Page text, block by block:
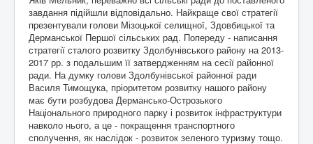
завдання підійшли відповідально. Найкраще свої стратегії
презентували голови Мізоцької селищної, Здовбицької та
Дерманської Першої сільських рад. Попереду - написання
стратегії сталого розвитку Здолбунівського району на 2013-
2017 рр. з подальшим її затвердженням на сесії районної
ради. На думку голови Здолбунівської районної ради
Василя Тимощука, пріоритетом розвитку нашого району
має бути розбудова Дермансько-Острозького
Національного природного парку і розвиток інфраструктури
навколо нього, а це - покращення транспортного
сполучення, як наслідок - розвиток зеленого туризму тощо.